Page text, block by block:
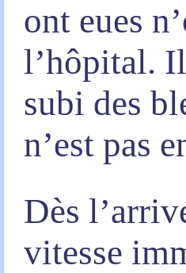
ont eues
l’hôpital.
subi des
n’est pas
Dès
vitesse